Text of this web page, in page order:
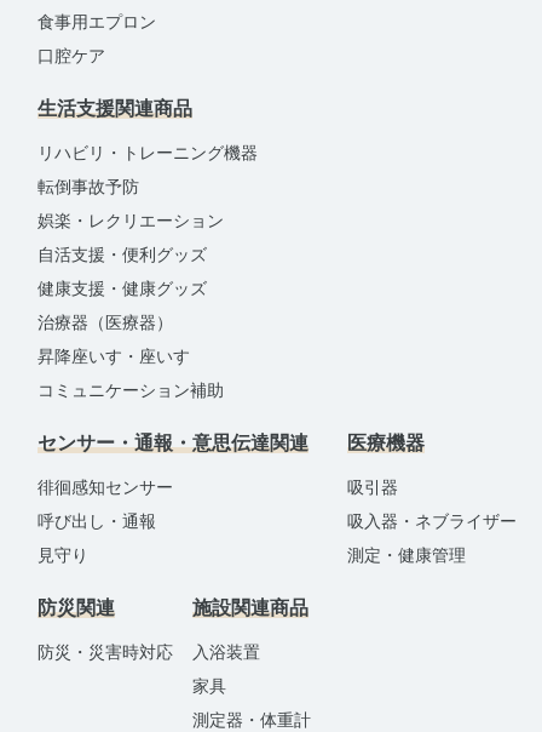
食事用エプロン
口腔ケア
生活支援関連商品
リハビリ・トレーニング機器
転倒事故予防
娯楽・レクリエーション
自活支援・便利グッズ
健康支援・健康グッズ
治療器（医療器）
昇降座いす・座いす
コミュニケーション補助
センサー・通報・意思伝達関連
徘徊感知センサー
呼び出し・通報
見守り
医療機器
吸引器
吸入器・ネブライザー
測定・健康管理
防災関連
防災・災害時対応
施設関連商品
入浴装置
家具
測定器・体重計